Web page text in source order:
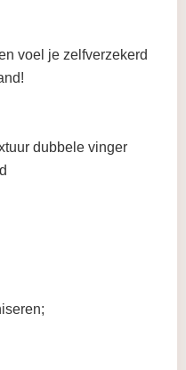
voel je zelfverzekerd
dubbele vinger